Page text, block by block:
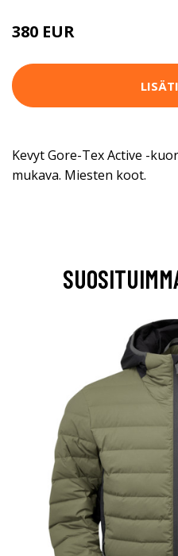
380 EUR
Kevyt Gore-Tex Active -
mukava. Miesten koot.